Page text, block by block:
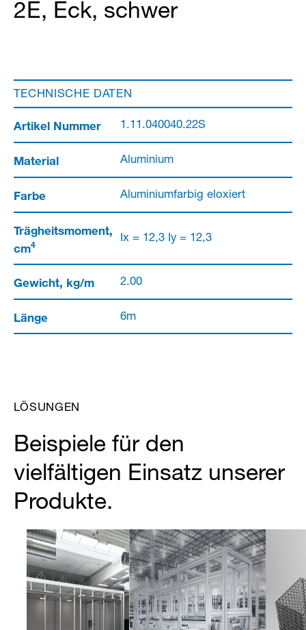
2E, Eck, schwer
TECHNISCHE DATEN
Artikel Nummer 1.11.040040.22S
Material Aluminium
Farbe Aluminiumfarbig eloxiert
Trägheitsmoment,
cm4 Ix = 12,3 Iy = 12,3
Gewicht, kg/m 2.00
Länge 6m
LÖSUNGEN
Beispiele für den
vielfältigen Einsatz unserer
Produkte.